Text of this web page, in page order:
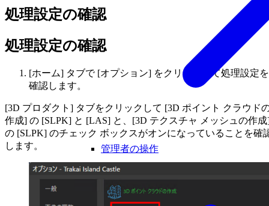
管理者の操作
処理設定の確認
処理設定の確認
[ホーム] タブで [オプション] をクリックして処理設定を
確認します。
[3D プロダクト] タブをクリックして [3D ポイント クラウド
作成] の [SLPK] と [LAS] と、[3D テクスチャ メッシュの作
の [SLPK] のチェック ボックスがオンになっていることを確
します。